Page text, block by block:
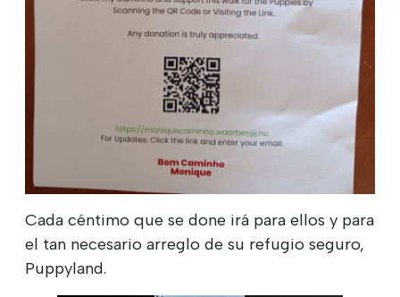
Cada céntimo que se done irá para ellos y para
el tan necesario arreglo de su refugio seguro,
Puppyland.